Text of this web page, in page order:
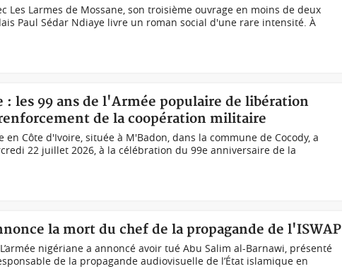
Les Larmes de Mossane, son troisième ouvrage en moins de deux
Paul Sédar Ndiaye livre un roman social d'une rare intensité. À
les 99 ans de l'Armée populaire de libération
de la coopération militaire
en Côte d'Ivoire, située à M'Badon, dans la commune de Cocody, a
22 juillet 2026, à la célébration du 99e anniversaire de la
la mort du chef de la propagande de l'ISWAP
nigériane a annoncé avoir tué Abu Salim al-Barnawi, présenté
de la propagande audiovisuelle de l’État islamique en